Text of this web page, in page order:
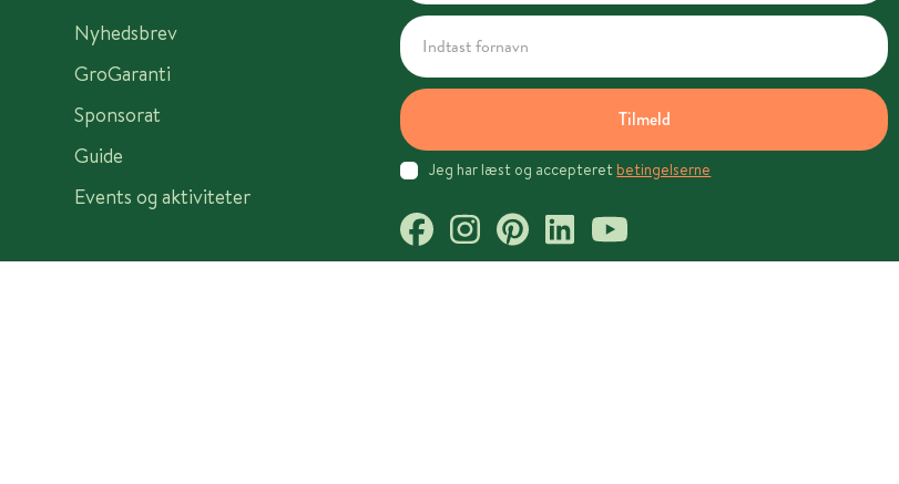
Nyhedsbrev
GroGaranti
Sponsorat
Guide
Events og aktiviteter
Tilmeld
Jeg har læst og accepteret betingelserne